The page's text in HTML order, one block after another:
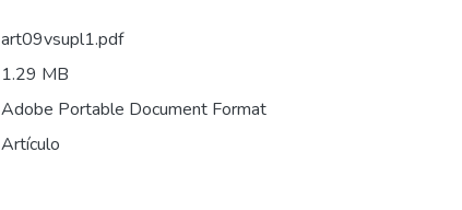
art09vsupl1.pdf
1.29 MB
Adobe Portable Document Format
Artículo